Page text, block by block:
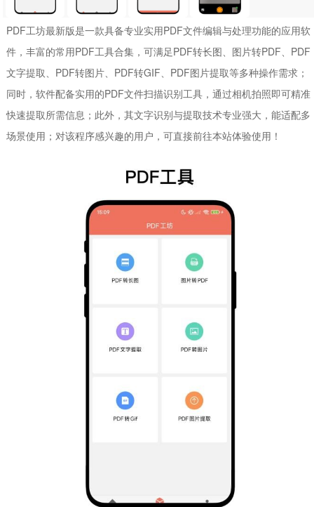
PDF工坊最新版是一款具备专业实用PDF文件编辑与处理功能的应用软
件，丰富的常用PDF工具合集，可满足PDF转长图、图片转PDF、PDF
文字提取、PDF转图片、PDF转GIF、PDF图片提取等多种操作需求；
同时，软件配备实用的PDF文件扫描识别工具，通过相机拍照即可精准
快速提取所需信息；此外，其文字识别与提取技术专业强大，能适配多
场景使用；对该程序感兴趣的用户，可直接前往本站体验使用！